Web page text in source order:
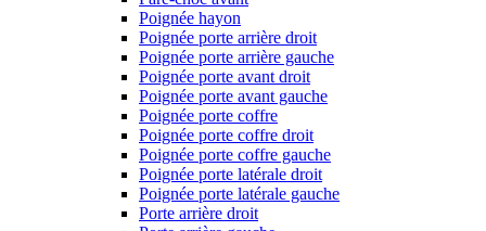
Poignée hayon
Poignée porte arrière droit
Poignée porte arrière gauche
Poignée porte avant droit
Poignée porte avant gauche
Poignée porte coffre
Poignée porte coffre droit
Poignée porte coffre gauche
Poignée porte latérale droit
Poignée porte latérale gauche
Porte arrière droit